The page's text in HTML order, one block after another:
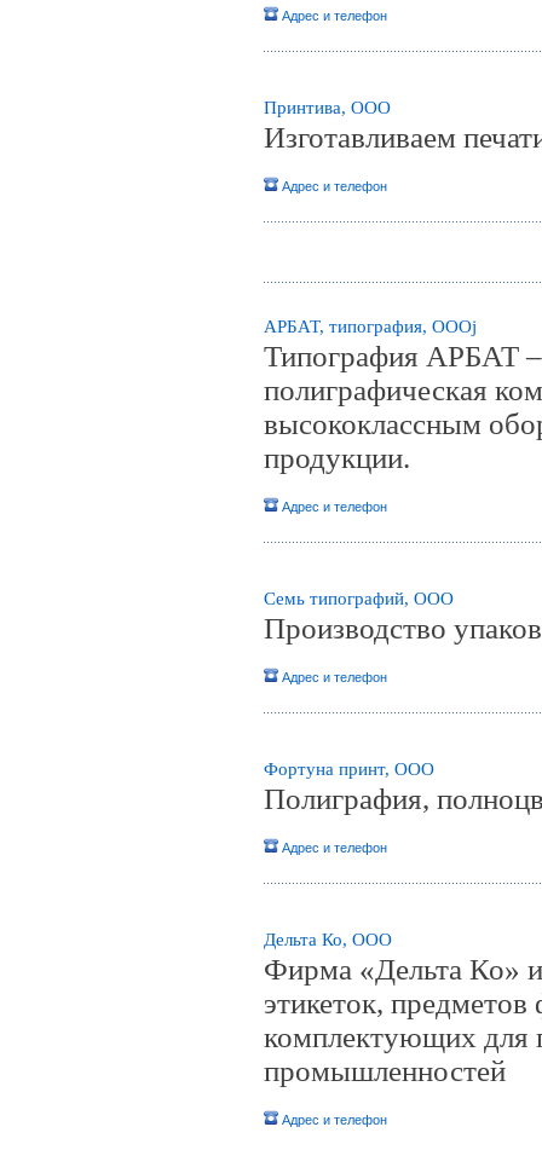
Адрес и телефон
Принтива, ООО
Изготавливаем
Адрес и телефон
АРБАТ, типография, ОООj
Типография АРБАТ –
полиграфическая
высококлассным
продукции.
Адрес и телефон
Семь типографий, ООО
Производство
Адрес и телефон
Фортуна принт, ООО
Полиграфия,
Адрес и телефон
Дельта Ко, ООО
Фирма «Дельта Ко»
этикеток,
комплектующих для
промышленностей
Адрес и телефон